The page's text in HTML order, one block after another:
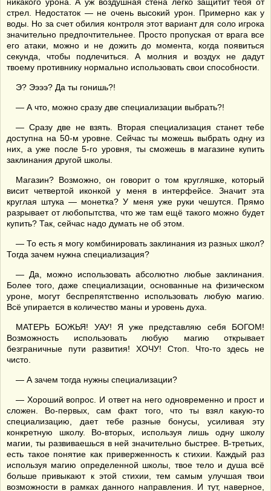
стрел. Недостаток — не очень высокий урон. Примерно как у
воды. Но за счет обилия контроля этот вариант для соло игрока
значительно предпочтительнее. Просто пропуская от врага все
его атаки, можно и не дожить до момента, когда появиться
секунда, чтобы подлечиться. А молния и воздух не дадут
твоему противнику нормально использовать свои способности.
Э? Ээээ? Да ты гонишь?!
— А что, можно сразу две специализации выбрать?!
— Сразу две не взять. Вторая специализация станет тебе
доступна на 50-м уровне. Сейчас ты можешь выбрать одну из
них, а уже после 5-го уровня, ты сможешь в магазине купить
заклинания другой школы.
Магазин? Возможно, он говорит о том кругляшке, который
висит четвертой иконкой у меня в интерфейсе. Значит эта
круглая штука — монетка? У меня уже руки чешутся. Прямо
разрывает от любопытства, что же там ещё такого можно будет
купить? Так, сейчас надо думать не об этом.
— То есть я могу комбинировать заклинания из разных школ?
Тогда зачем нужна специализация?
— Да, можно использовать абсолютно любые заклинания.
Более того, даже специализации, основанные на физическом
уроне, могут беспрепятственно использовать любую магию.
Всё упирается в количество маны и уровень духа.
МАТЕРЬ БОЖЬЯ! УАУ! Я уже представляю себя БОГОМ!
Возможность использовать любую магию открывает
безграничные пути развития! ХОЧУ! Стоп. Что-то здесь не
чисто.
— А зачем тогда нужны специализации?
— Хороший вопрос. И ответ на него одновременно и прост и
сложен. Во-первых, сам факт того, что ты взял какую-то
специализацию, дает тебе разные бонусы, усиливая эту
конкретную школу. Во-вторых, используя лишь одну школу
магии, ты развиваешься в ней значительно быстрее. В-третьих,
есть такое понятие как приверженность к стихии. Каждый раз
используя магию определенной школы, твое тело и душа всё
больше привыкают к этой стихии, тем самым улучшая твои
возможности в рамках данного направления. И тут, наверное,